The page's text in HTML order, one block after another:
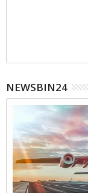
NEWSBIN24